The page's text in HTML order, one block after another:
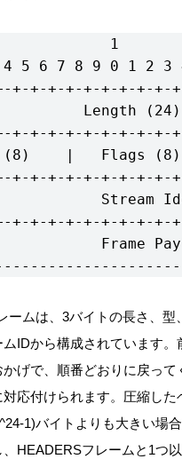
1
5 6 7 8 9 0 1 2
+-+-+-+-+-+-+-+-+-
Length
+-+-+-+-+-+-+-+-+-
(8)    |   Flags
+-+-+-+-+-+-+-+-+-
Stream
+-+-+-+-+-+-+-+-+-
Frame
ームは、3バイトの長さ、型
ムIDから構成されています。
かげで、順番どおりに戻って
対応付けられます。圧縮した
1)バイトよりも大きい場
、HEADERSフレームと1つ